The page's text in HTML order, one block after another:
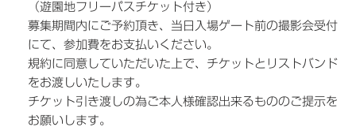
（遊園地フリーパスチケット付き）
募集期間内にご予約頂き、当日入場ゲート前の撮影会受付
にて、参加費をお支払いください。
規約に同意していただいた上で、チケットとリストバンド
をお渡しいたします。
チケット引き渡しの為ご本人様確認出来るもののご提示を
お願いします。